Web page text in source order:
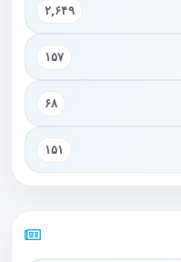
۲,۶۴۹
۱۵۷
۶۸
۱۵۱